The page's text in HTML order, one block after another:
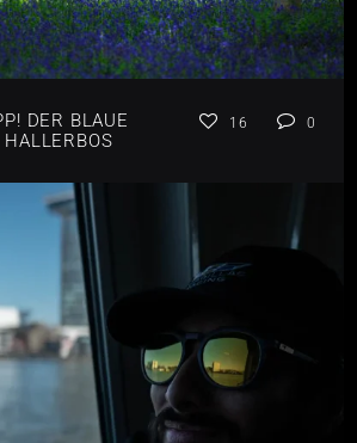
DER BLAUE
16 0